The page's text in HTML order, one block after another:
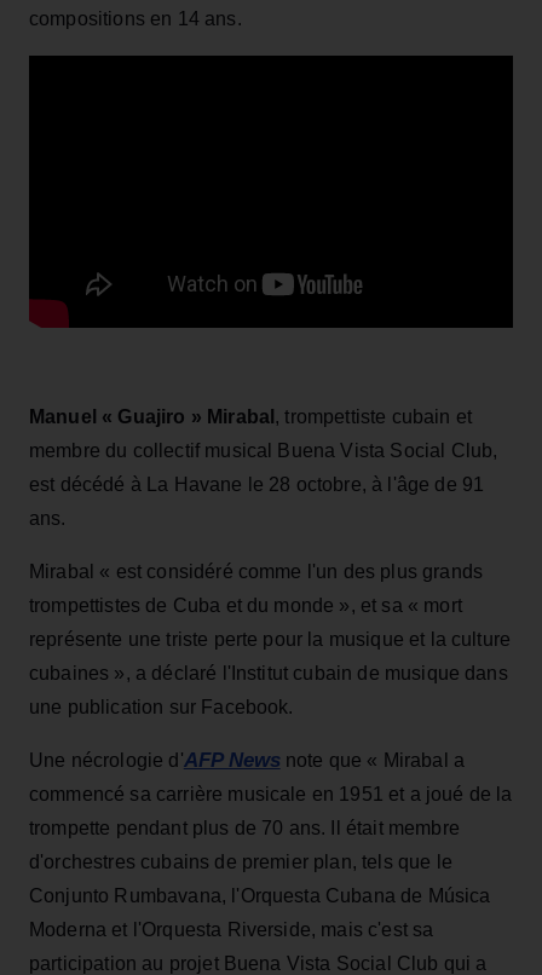
compositions en 14 ans.
Manuel « Guajiro » Mirabal , trompettiste cubain et
membre du collectif musical Buena Vista Social Club,
est décédé à La Havane le 28 octobre, à l'âge de 91
ans.
Mirabal « est considéré comme l'un des plus grands
trompettistes de Cuba et du monde », et sa « mort
représente une triste perte pour la musique et la culture
cubaines », a déclaré l'Institut cubain de musique dans
une publication sur Facebook.
Une nécrologie d'AFP News note que « Mirabal a
commencé sa carrière musicale en 1951 et a joué de la
trompette pendant plus de 70 ans. Il était membre
d'orchestres cubains de premier plan, tels que le
Conjunto Rumbavana, l'Orquesta Cubana de Música
Moderna et l'Orquesta Riverside, mais c'est sa
participation au projet Buena Vista Social Club qui a